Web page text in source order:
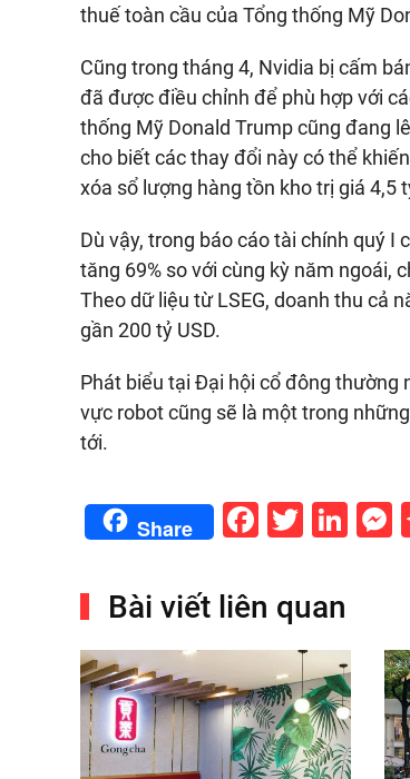
thuế toàn cầu của Tổng thống Mỹ
Cũng trong tháng 4, Nvidia bị cấm
đã được điều chỉnh để phù hợp với
thống Mỹ Donald Trump cũng đang
cho biết các thay đổi này có thể
xóa sổ lượng hàng tồn kho trị giá 4,5
Dù vậy, trong báo cáo tài chính quý I
tăng 69% so với cùng kỳ năm ngoái,
Theo dữ liệu từ LSEG, doanh thu cả
gần 200 tỷ USD.
Phát biểu tại Đại hội cổ đông thường
vực robot cũng sẽ là một trong
tới.
Share
Bài viết liên quan